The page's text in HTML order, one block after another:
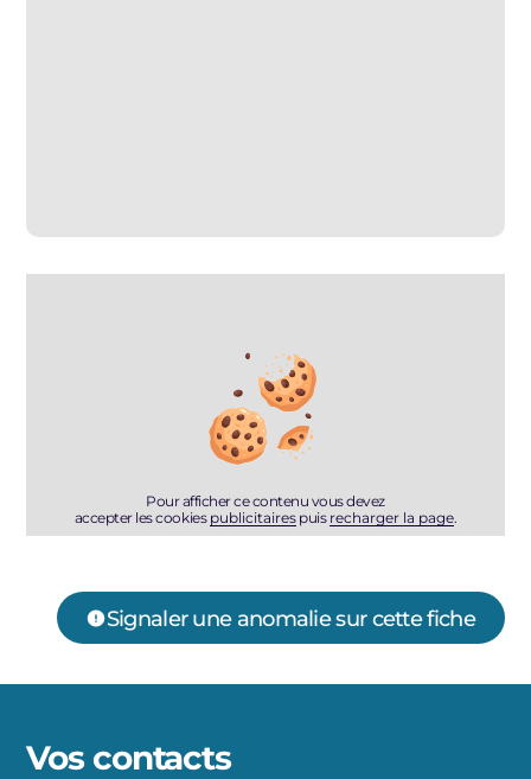
Pour afficher ce contenu vous devez
accepter les cookies publicitairespuis recharger la page.
Signaler une anomalie sur cette fiche
Vos contacts